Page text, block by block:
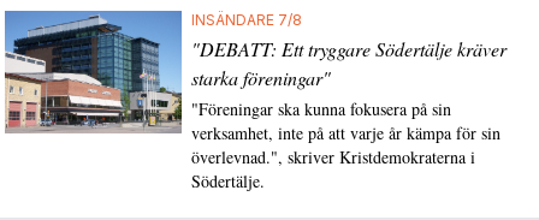
INSÄNDARE 7/8
"DEBATT: Ett tryggare Södertälje kräver
starka föreningar"
"Föreningar ska kunna fokusera på sin
verksamhet, inte på att varje år kämpa för sin
överlevnad.", skriver Kristdemokraterna i
Södertälje.